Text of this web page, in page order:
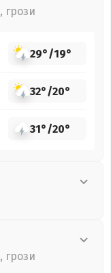
грози
29°/19°
32°/20°
31°/20°
грози